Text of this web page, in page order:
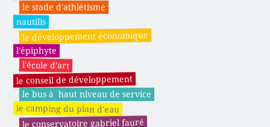
le stade d'athlétisme
nautilis
le développement économique
l'épiphyte
l'école d'art
le conseil de développement
le bus à haut niveau de service
le camping du plan d'eau
le conservatoire gabriel fauré